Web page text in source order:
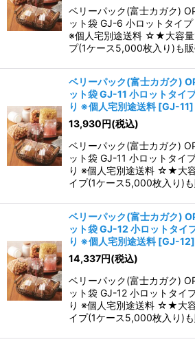
ベリーパック(富士カガク)
ット袋 GJ-6 小ロットタイ
※個人宅別途送料 ☆★大容量
プ(1ケース5,000枚入り)も
ベリーパック(富士カガク)
ット袋 GJ-11 小ロットタイ
り ※個人宅別途送料 [GJ-11]
13,930円(税込)
ベリーパック(富士カガク)
ット袋 GJ-11 小ロットタイ
り ※個人宅別途送料 ☆★大
イプ(1ケース5,000枚入り)
ベリーパック(富士カガク)
ット袋 GJ-12 小ロットタイ
り ※個人宅別途送料 [GJ-12]
14,337円(税込)
ベリーパック(富士カガク)
ット袋 GJ-12 小ロットタイ
り ※個人宅別途送料 ☆★大
イプ(1ケース5,000枚入り)